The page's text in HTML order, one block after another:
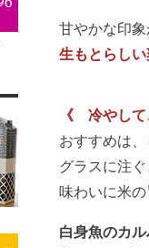
甘やかな印象
生もとらし
《 冷やして
おすすめは、
グラスに注
味わいに米の
白身魚のカ